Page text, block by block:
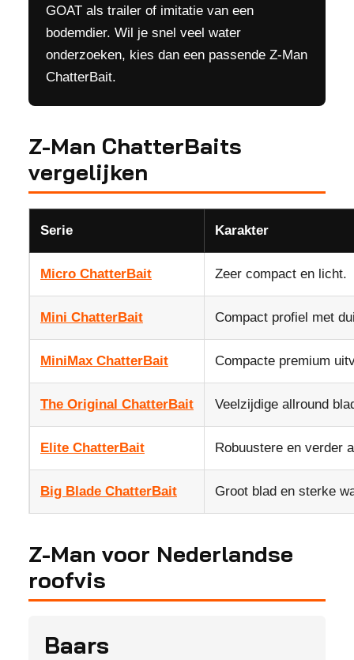
GOAT als trailer of imitatie van een
bodemdier. Wil je snel veel water
onderzoeken, kies dan een passende Z-Man
ChatterBait.
Z-Man ChatterBaits
vergelijken
Serie Karakter
Micro ChatterBait Zeer compact en licht.
Mini ChatterBait Compact profiel met
MiniMax ChatterBait Compacte premium
The Original ChatterBait Veelzijdige allround
Elite ChatterBait Robuustere en verder
Big Blade ChatterBait Groot blad en sterke
Z-Man voor Nederlandse
roofvis
Baars